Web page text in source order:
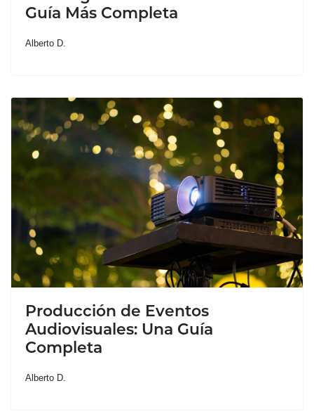
Guía Más Completa
Alberto D.
Producción de Eventos
Audiovisuales: Una Guía
Completa
Alberto D.